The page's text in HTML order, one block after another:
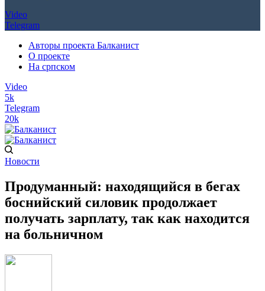
Video
Telegram
Авторы проекта Балканист
О проекте
На српском
Video
5k
Telegram
20k
Новости
Продуманный: находящийся в бегах
боснийский силовик продолжает
получать зарплату, так как находится
на больничном